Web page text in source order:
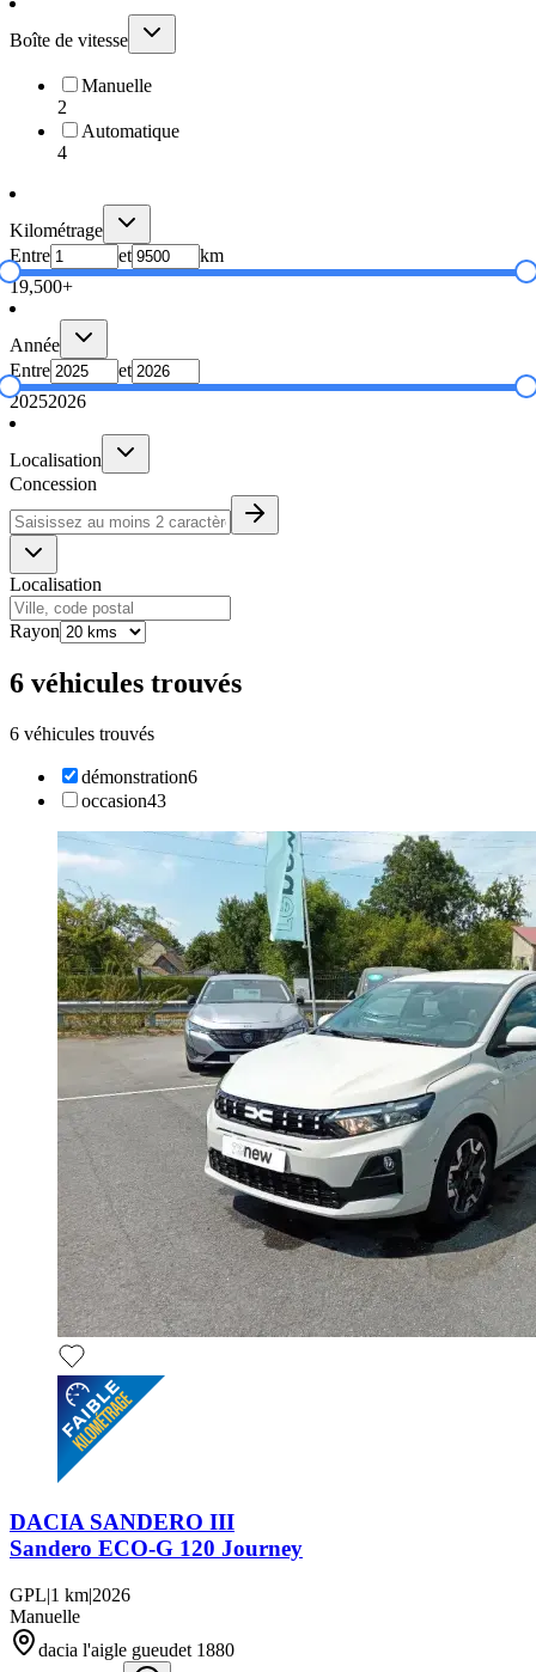
Boîte de vitesse
Manuelle
2
Automatique
4
Kilométrage
Entre
et
km
19,500+
Année
Entre
et
20252026
Localisation
Concession
Localisation
Rayon
6 véhicules trouvés
6 véhicules trouvés
démonstration6
occasion43
DACIA SANDERO III
Sandero ECO-G 120 Journey
GPL|1 km|2026
Manuelle
dacia l'aigle gueudet 1880